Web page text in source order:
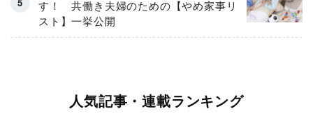
す！ 共働き夫婦のための【やめ家事リ
スト】一挙公開
人気記事・連載ランキング